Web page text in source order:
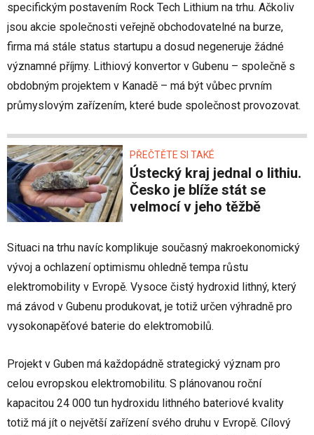
specifickým postavením Rock Tech Lithium na trhu. Ačkoliv
jsou akcie společnosti veřejně obchodovatelné na burze,
firma má stále status startupu a dosud negeneruje žádné
významné příjmy. Lithiový konvertor v Gubenu – společně s
obdobným projektem v Kanadě – má být vůbec prvním
průmyslovým zařízením, které bude společnost provozovat.
PŘEČTĚTE SI TAKÉ
Ústecký kraj jednal o lithiu.
Česko je blíže stát se
velmocí v jeho těžbě
Situaci na trhu navíc komplikuje současný makroekonomický
vývoj a ochlazení optimismu ohledně tempa růstu
elektromobility v Evropě. Vysoce čistý hydroxid lithný, který
má závod v Gubenu produkovat, je totiž určen výhradně pro
vysokonapěťové baterie do elektromobilů.
Projekt v Guben má každopádně strategický význam pro
celou evropskou elektromobilitu. S plánovanou roční
kapacitou 24 000 tun hydroxidu lithného bateriové kvality
totiž má jít o největší zařízení svého druhu v Evropě. Cílový